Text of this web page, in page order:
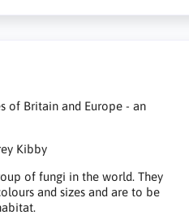
of Britain and Europe - an
Kibby
of fungi in the world. They
and sizes and are to be